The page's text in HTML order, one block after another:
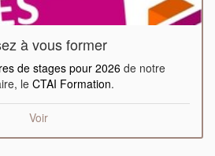
à vous former
de stages pour 2026de notre
le CTAI Formation.
Voir